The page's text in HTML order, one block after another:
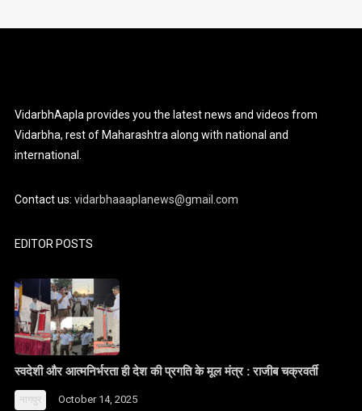
VidarbhAapla provides you the latest news and videos from
Vidarbha, rest of Maharashtra along with national and
international.
Contact us:vidarbhaaaplanews@gmail.com
EDITOR POSTS
स्वदेशी और आत्मनिर्भरता ही देश की प्रगति के मूल मंत्र : राजीब चक्रवर्ती
नागपुर October 14, 2025